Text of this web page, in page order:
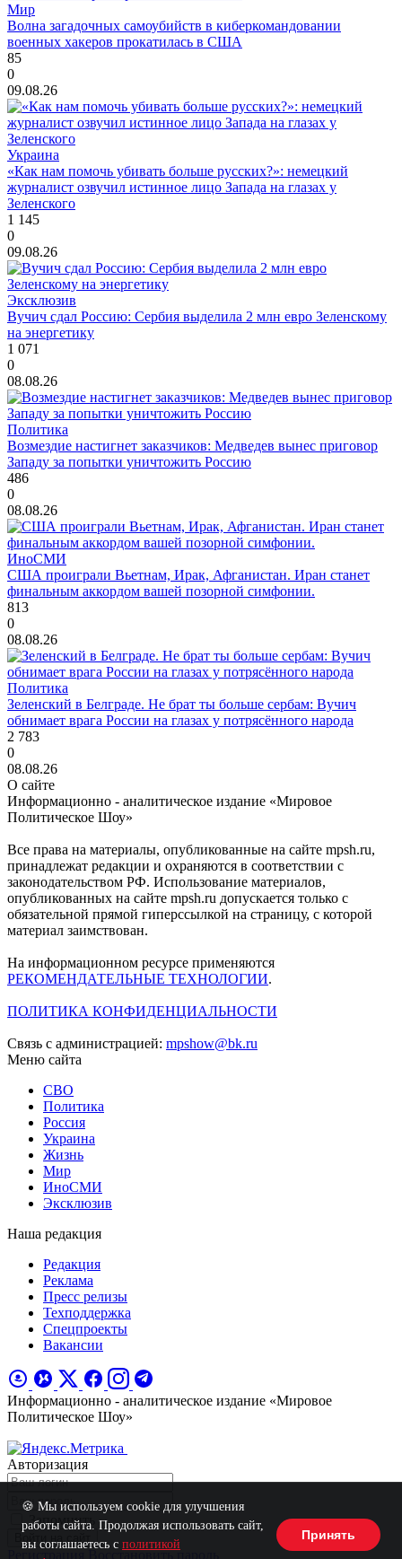
Мир
Волна загадочных самоубийств в киберкомандовании
военных хакеров прокатилась в США
85
0
09.08.26
Украина
«Как нам помочь убивать больше русских?»: немецкий
журналист озвучил истинное лицо Запада на глазах у
Зеленского
1 145
0
09.08.26
Эксклюзив
Вучич сдал Россию: Сербия выделила 2 млн евро Зеленскому
на энергетику
1 071
0
08.08.26
Политика
Возмездие настигнет заказчиков: Медведев вынес приговор
Западу за попытки уничтожить Россию
486
0
08.08.26
ИноСМИ
США проиграли Вьетнам, Ирак, Афганистан. Иран станет
финальным аккордом вашей позорной симфонии.
813
0
08.08.26
Политика
Зеленский в Белграде. Не брат ты больше сербам: Вучич
обнимает врага России на глазах у потрясённого народа
2 783
0
08.08.26
О сайте
Информационно - аналитическое издание «Мировое
Политическое Шоу»
Все права на материалы, опубликованные на сайте mpsh.ru,
принадлежат редакции и охраняются в соответствии с
законодательством РФ. Использование материалов,
опубликованных на сайте mpsh.ru допускается только с
обязательной прямой гиперссылкой на страницу, с которой
материал заимствован.
На информационном ресурсе применяются
РЕКОМЕНДАТЕЛЬНЫЕ ТЕХНОЛОГИИ.
ПОЛИТИКА КОНФИДЕНЦИАЛЬНОСТИ
Связь с администрацией: mpshow@bk.ru
Меню сайта
СВО
Политика
Россия
Украина
Жизнь
Мир
ИноСМИ
Эксклюзив
Наша редакция
Редакция
Реклама
Пресс релизы
Техподдержка
Спецпроекты
Вакансии
Информационно - аналитическое издание «Мировое
Политическое Шоу»
Авторизация
Запомнить
Регистрация Восстановить пароль
🍪 Мы используем cookie для улучшения
работы сайта. Продолжая использовать сайт,
вы соглашаетесь с политикой
Принять